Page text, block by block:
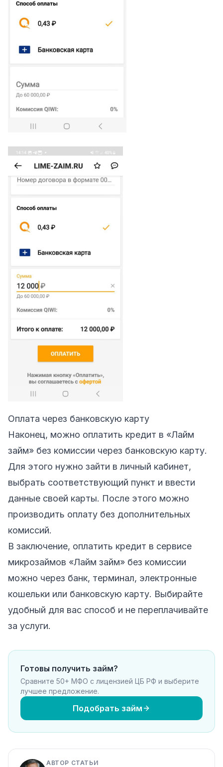
Оплата через банковскую карту
Наконец, можно оплатить кредит в «Лайм
займ» без комиссии через банковскую карту.
Для этого нужно зайти в личный кабинет,
выбрать соответствующий пункт и ввести
данные своей карты. После этого можно
производить оплату без дополнительных
комиссий.
В заключение, оплатить кредит в сервисе
микрозаймов «Лайм займ» без комиссии
можно через банк, терминал, электронные
кошельки или банковскую карту. Выбирайте
удобный для вас способ и не переплачивайте
за услуги.
Готовы получить займ?
Сравните 50+ МФО с лицензией ЦБ РФ и выберите
лучшее предложение.
Подобрать займ
АВТОР СТАТЬИ